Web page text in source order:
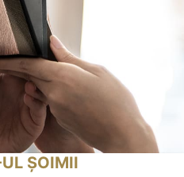
ȘOIMII